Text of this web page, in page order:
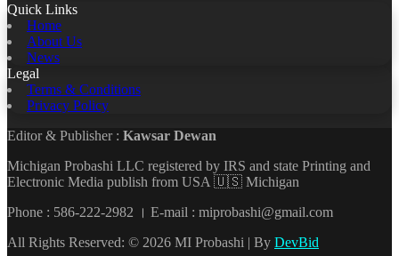
Quick Links
Home
About Us
News
Legal
Terms & Conditions
Privacy Policy
Editor & Publisher : Kawsar Dewan
Michigan Probashi LLC registered by IRS and state Printing and
Electronic Media publish from USA 🇺🇸 Michigan
Phone : 586-222-2982 । E-mail : miprobashi@gmail.com
All Rights Reserved: © 2026 MI Probashi | By DevBid